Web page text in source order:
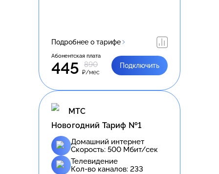
Подробнее о тарифе
Абонентская плата
445 890
₽/мес
Подключить
МТС
Новогодний Тариф №1
Домашний интернет
Скорость: 500 Мбит/сек
Телевидение
Кол-во каналов: 233